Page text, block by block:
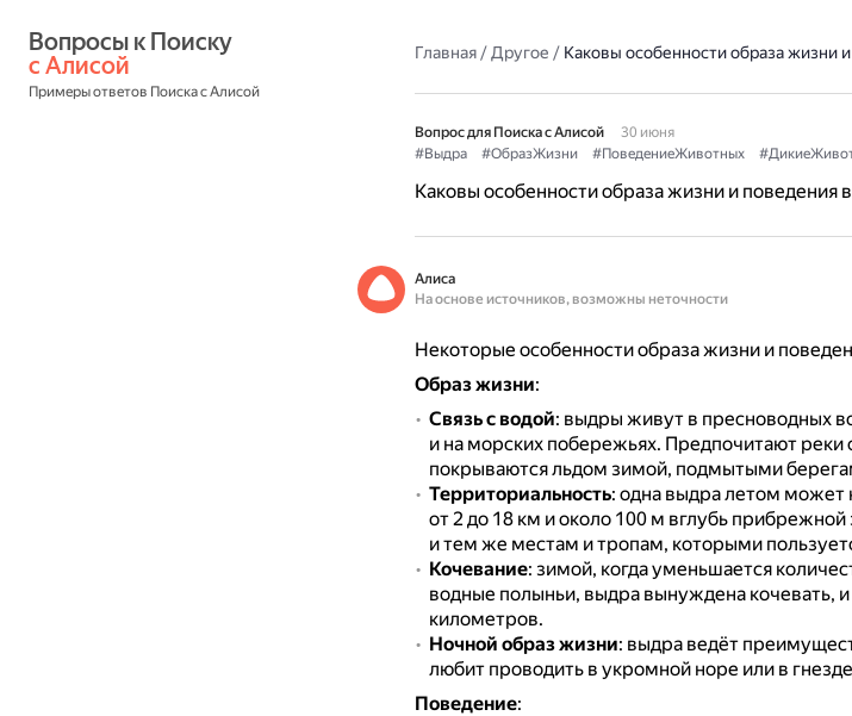
с Алисой
Примеры ответов Поиска с Алисой
Главная/Другое / Каковы особенности образа жизни
Вопрос для Поиска с Алисой
30 июня
#Выдра
#ОбразЖизни #ПоведениеЖивотных
Каковы особенности образа жизни и поведения
Алиса
На основе источников, возможны неточности
Некоторые особенности образа жизни и
Образ жизни:
Связь с водой: выдры живут в пресноводных
и на морских побережьях. Предпочитают реки
покрываются льдом зимой, подмытыми
Территориальность: одна выдра летом может
от 2 до 18 км и около 100 м вглубь прибрежной
и тем же местам и тропам, которыми
Кочевание: зимой, когда уменьшается
водные полыньи, выдра вынуждена кочевать,
километров.
Ночной образ жизни: выдра ведёт
любит проводить в укромной норе или в
Поведение: